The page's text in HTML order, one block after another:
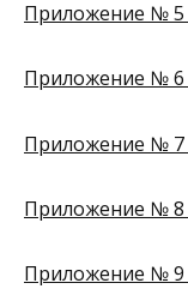
Приложение № 5
Приложение № 6
Приложение № 7
Приложение № 8
Приложение № 9